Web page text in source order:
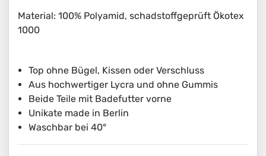
Material: 100% Polyamid, schadstoffgeprüft Ökotex
1000
Top ohne Bügel, Kissen oder Verschluss
Aus hochwertiger Lycra und ohne Gummis
Beide Teile mit Badefutter vorne
Unikate made in Berlin
Waschbar bei 40°